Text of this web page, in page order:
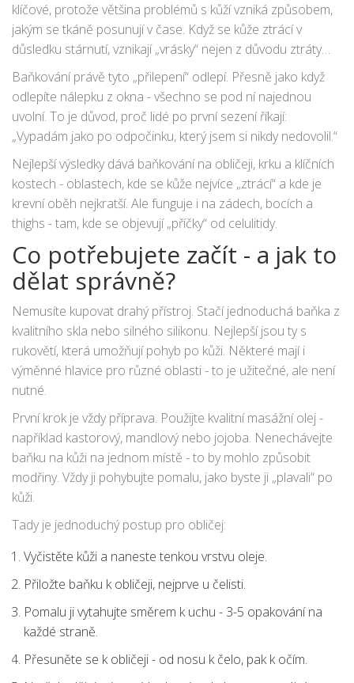
klíčové, protože většina problémů s kůží vzniká způsobem,
jakým se tkáně posunují v čase. Když se kůže ztrácí v
důsledku stárnutí, vznikají „vrásky“ nejen z důvodu ztráty
kolagenu - ale protože se kůže přilepí k podkladovým
strukturám. A když se přilepí, krev a lymfa už nemohou
volně protékat.
Baňkování právě tyto „přilepení“ odlepí. Přesně jako když
odlepíte nálepku z okna - všechno se pod ní najednou
uvolní. To je důvod, proč lidé po první sezení říkají:
„Vypadám jako po odpočinku, který jsem si nikdy nedovolil.“
Nejlepší výsledky dává baňkování na obličeji, krku a klíčních
kostech - oblastech, kde se kůže nejvíce „ztrácí“ a kde je
krevní oběh nejkratší. Ale funguje i na zádech, bocích a
thighs - tam, kde se objevují „příčky“ od celulitidy.
Co potřebujete začít - a jak to
dělat správně?
Nemusíte kupovat drahý přístroj. Stačí jednoduchá baňka z
kvalitního skla nebo silného silikonu. Nejlepší jsou ty s
rukovětí, která umožňují pohyb po kůži. Některé mají i
výměnné hlavice pro různé oblasti - to je užitečné, ale není
nutné.
První krok je vždy příprava. Použijte kvalitní masážní olej -
například kastorový, mandlový nebo jojoba. Nenechávejte
baňku na kůži na jednom místě - to by mohlo způsobit
modřiny. Vždy ji pohybujte pomalu, jako byste ji „plavali“ po
kůži.
Tady je jednoduchý postup pro obličej:
Vyčistěte kůži a naneste tenkou vrstvu oleje.
Přiložte baňku k obličeji, nejprve u čelisti.
Pomalu ji vytahujte směrem k uchu - 3-5 opakování na
každé straně.
Přesuněte se k obličeji - od nosu k čelo, pak k očím.